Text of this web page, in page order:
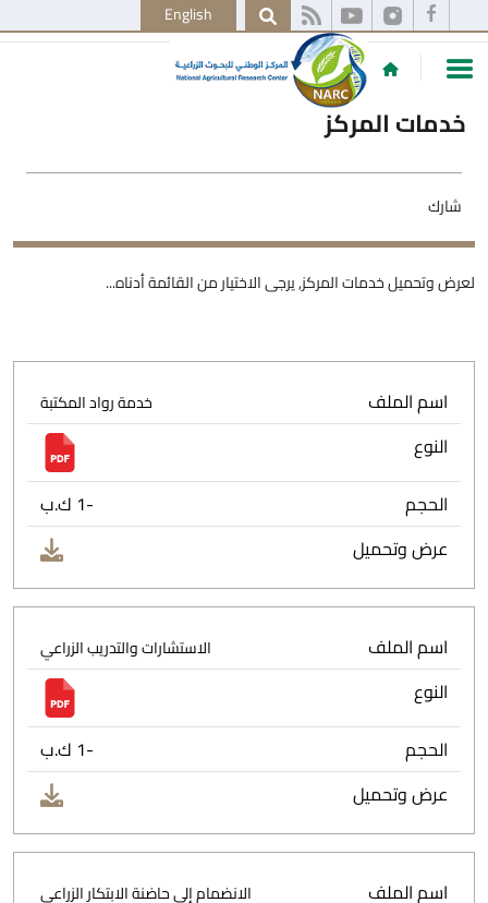
English
خدمات المركز
شارك
لعرض وتحميل خدمات المركز, يرجى الاختيار من القائمة أدناه...
اسم الملف خدمة رواد المكتبة
النوع
الحجم
-1 ك.ب
عرض وتحميل
اسم الملف الاستشارات والتدريب الزراعي
النوع
الحجم
-1 ك.ب
عرض وتحميل
اسم الملف الانضمام إلى حاضنة الابتكار الزراعي